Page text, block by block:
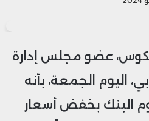
عضو مجلس إدارة
اليوم الجمعة، بأنه
البنك بخفض أسعار